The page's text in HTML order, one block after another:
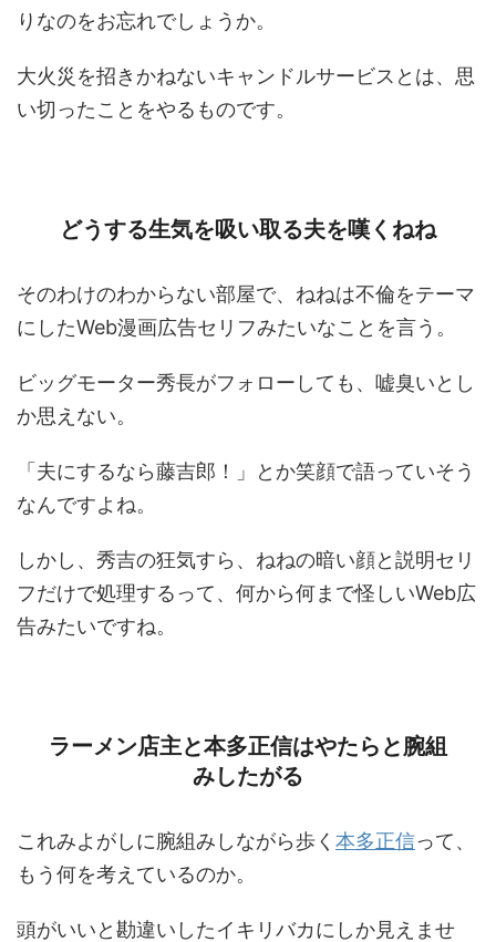
りなのをお忘れでしょうか。
大火災を招きかねないキャンドルサービスとは、思
い切ったことをやるものです。
どうする生気を吸い取る夫を嘆くねね
そのわけのわからない部屋で、ねねは不倫をテーマ
にしたWeb漫画広告セリフみたいなことを言う。
ビッグモーター秀長がフォローしても、嘘臭いとし
か思えない。
「夫にするなら藤吉郎！」とか笑顔で語っていそう
なんですよね。
しかし、秀吉の狂気すら、ねねの暗い顔と説明セリ
フだけで処理するって、何から何まで怪しいWeb広
告みたいですね。
ラーメン店主と本多正信はやたらと腕組
みしたがる
これみよがしに腕組みしながら歩く 本多正信って、
もう何を考えているのか。
頭がいいと勘違いしたイキリバカにしか見えませ